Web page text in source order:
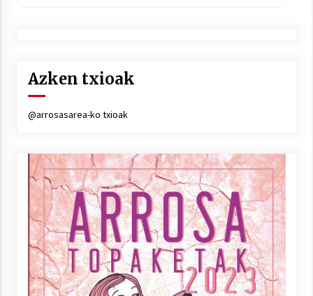
Azken txioak
@arrosasarea-ko txioak